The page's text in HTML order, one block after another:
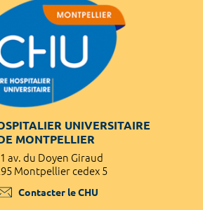
UNIVERSITAIRE
MONTPELLIER
av. du Doyen Giraud
Montpellier cedex 5
Contacter le CHU